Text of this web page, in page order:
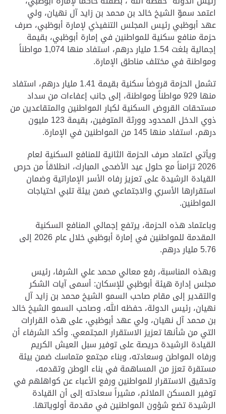
اعتمد سموّ الشيخ خالد بن محمد بن زايد آل نهيان، ولي
عهد أبوظبي رئيس المجلس التنفيذي لإمارة أبوظبي، صرف
حزمة منافع سكنية للمواطنين في إمارة أبوظبي، بقيمة
إجمالية بلغت 1.54 مليار درهم، استفاد منها 1,074 مواطناً
ومواطنة في مختلف مناطق الإمارة.
تشمل الحزمة قروضاً سكنية بقيمة 1.41 مليار درهم، استفاد
منها 929 مواطناً ومواطنة، إلى جانب إعفاءات من سداد
مستحقات القروض السكنية لكبار المواطنين والمتقاعدين من
ذوي الدخل المحدود وورثة المتوفين، بقيمة 123 مليون
درهم، استفاد منها 145 من المواطنين في الإمارة.
ويأتي اعتماد صرف الحزمة الثانية للمنافع السكنية لعام
2026 تزامناً مع حلول عيد الأضحى المبارك، انطلاقاً من حرص
القيادة الرشيدة على تعزيز رفاه الأسر الإماراتية وضمان
استقرارها الأسري والاجتماعي ضمن بيئة تلبي احتياجات
المواطنين.
وباعتماد هذه الحزمة، يرتفع إجمالي المنافع السكنية
المقدمة للمواطنين في إمارة أبوظبي خلال عام 2026 إلى
5.76 مليار درهم.
وبهذه المناسبة، رفع معالي محمد علي الشرفا، رئيس
مجلس إدارة هيئة أبوظبي للإسكان: أسمى آيات الشكر
والتقدير إلى مقام صاحب السمو الشيخ محمد بن زايد آل
نهيان، رئيس الدولة، حفظه الله، وصاحب السمو الشيخ خالد
بن محمد آل نهيان، ولي عهد أبوظبي، على هذه القرارات
التي من شأنها تعزيز الاستقرار المجتمعي. وأكد الشرفاء أن
القيادة الرشيدة حريصة على توفير سبل العيش الكريم
ورفاه المواطن وسعادته، وبناء مجتمع متماسك ضمن بيئة
مستقرة تعزز من المساهمة في بناء الوطن وتقدمه،
وتحقيق الاستقرار للمواطنين ورفع الأعباء عن كواهلهم في
توفير المسكن الملائم، مشيراً سعادته إلى أن القيادة
الرشيدة تضع شؤون المواطنين في مقدمة أولوياتها.